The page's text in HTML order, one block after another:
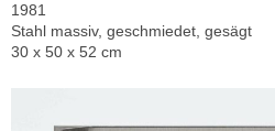
1981
Stahl massiv, geschmiedet, gesägt
30 x 50 x 52 cm